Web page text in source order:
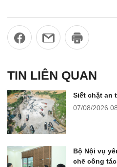
TIN LIÊN QUAN
Siết chặt an
07/08/2026
Bộ Nội vụ
chẽ công